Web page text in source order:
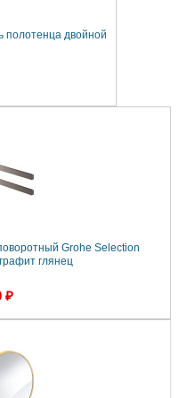
полотенца двойной
Grohe Selection
глянец
₽